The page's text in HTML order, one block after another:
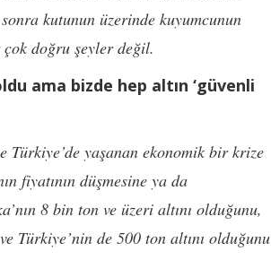
kutunun üzerinde kuyumcunun
çok doğru şeyler değil.
ama bizde hep altın ‘güvenli
Türkiye’de yaşanan ekonomik bir krize
fiyatının düşmesine ya da
8 bin ton ve üzeri altını olduğunu,
Türkiye’nin de 500 ton altını olduğunu